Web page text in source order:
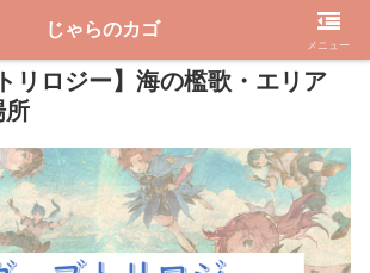
リロジー】海の檻歌・エリア
所
じゃらのカゴ
メニュー